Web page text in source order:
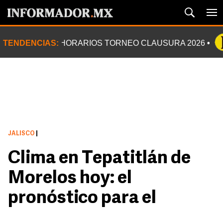
TENDENCIAS: HORARIOS TORNEO CLAUSURA 2026
JALISCO
Clima en Tepatitlán de
Morelos hoy: el
pronóstico para el